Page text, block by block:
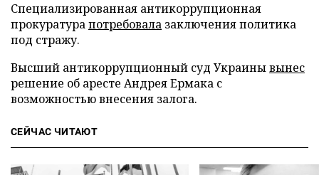
Специализированная антикоррупционная
прокуратурапотребовала заключения политика
под стражу.
Высший антикоррупционный суд Украинывынес
решение об аресте Андрея Ермака с
возможностью внесения залога.
СЕЙЧАС ЧИТАЮТ